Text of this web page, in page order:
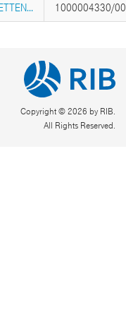
1000004330/
Copyright © 2026 by RIB.
All Rights Reserved.